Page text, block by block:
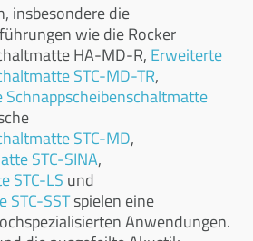
insbesondere die
wie die Rocker
HA-MD-R, Erweiterte
STC-MD-TR,
Schnappscheibenschaltmatte
STC-MD,
STC-SINA,
STC-LS und
STC-SSTspielen eine
Anwendungen.